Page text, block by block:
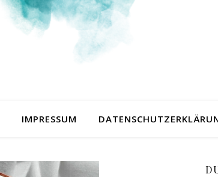
IMPRESSUM